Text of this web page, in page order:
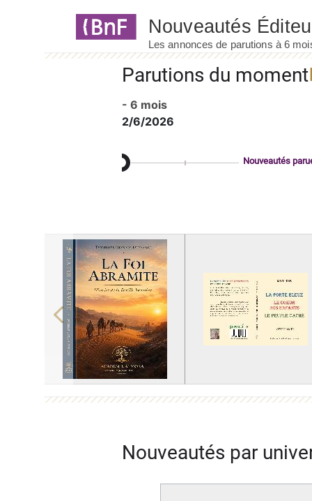
Parutions du moment
- 6 mois
2/6/2026
Nouveautés
Previous
Nouveautés par